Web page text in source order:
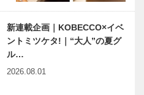
新連載企画｜KOBECCO×イベ
ントミツケタ!｜“大人”の夏グ
ル…
2026.08.01